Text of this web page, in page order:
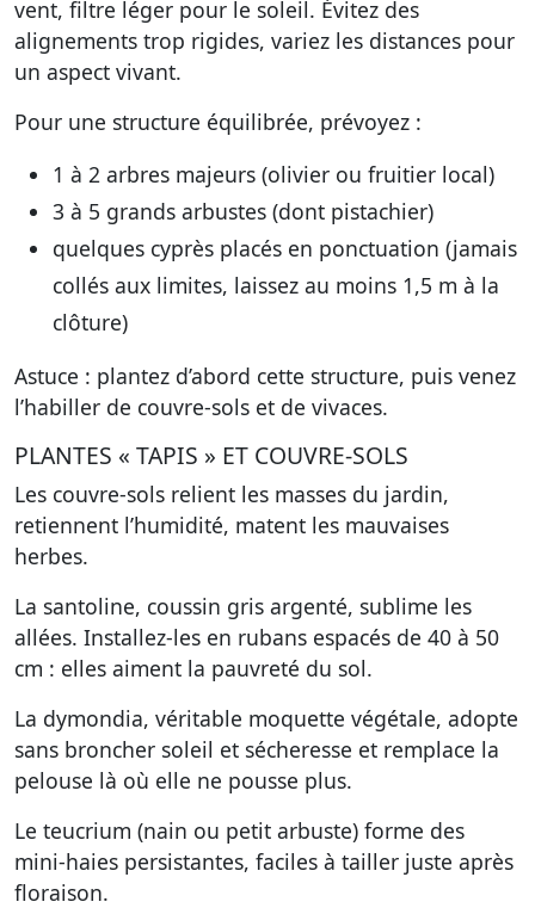
vent, filtre léger pour le soleil. Évitez des
alignements trop rigides, variez les distances pour
un aspect vivant.
Pour une structure équilibrée, prévoyez :
1 à 2 arbres majeurs (olivier ou fruitier local)
3 à 5 grands arbustes (dont pistachier)
quelques cyprès placés en ponctuation (jamais
collés aux limites, laissez au moins 1,5 m à la
clôture)
Astuce : plantez d’abord cette structure, puis venez
l’habiller de couvre-sols et de vivaces.
PLANTES « TAPIS » ET COUVRE-SOLS
Les couvre-sols relient les masses du jardin,
retiennent l’humidité, matent les mauvaises
herbes.
La santoline, coussin gris argenté, sublime les
allées. Installez-les en rubans espacés de 40 à 50
cm : elles aiment la pauvreté du sol.
La dymondia, véritable moquette végétale, adopte
sans broncher soleil et sécheresse et remplace la
pelouse là où elle ne pousse plus.
Le teucrium (nain ou petit arbuste) forme des
mini-haies persistantes, faciles à tailler juste après
floraison.